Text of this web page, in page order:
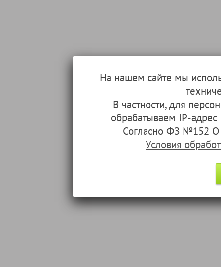
На нашем сайте мы
В частности, для
обрабатываем IP-
Согласно ФЗ №152 О
Условия